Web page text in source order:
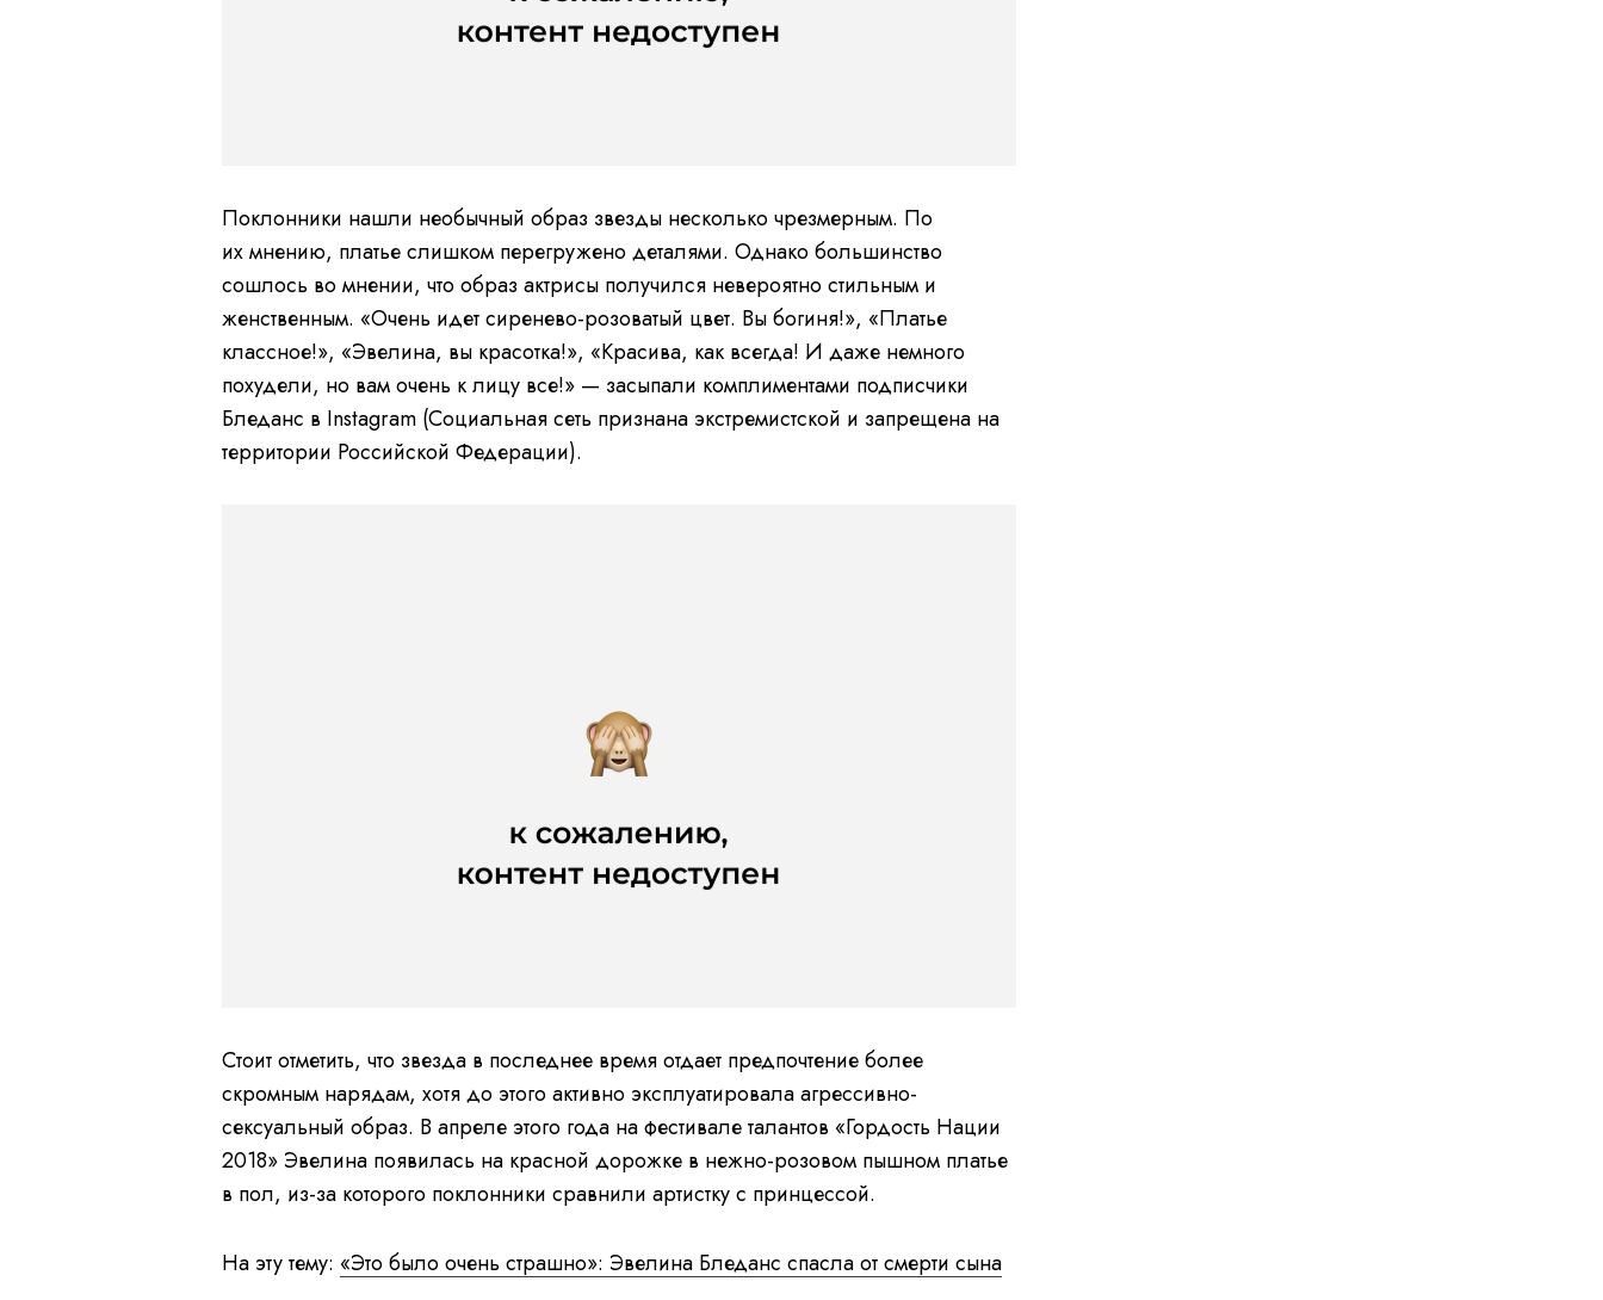
Поклонники нашли необычный образ звезды несколько чрезмерным. По
их мнению, платье слишком перегружено деталями. Однако большинство
сошлось во мнении, что образ актрисы получился невероятно стильным и
женственным. «Очень идет сиренево-розоватый цвет. Вы богиня!», «Платье
классное!», «Эвелина, вы красотка!», «Красива, как всегда! И даже немного
похудели, но вам очень к лицу все!» — засыпали комплиментами подписчики
Бледанс в Instagram (Социальная сеть признана экстремистской и запрещена на
территории Российской Федерации).
Стоит отметить, что звезда в последнее время отдает предпочтение более
скромным нарядам, хотя до этого активно эксплуатировала агрессивно-
сексуальный образ. В апреле этого года на фестивале талантов «Гордость Нации
2018» Эвелина появилась на красной дорожке в нежно-розовом пышном платье
в пол, из-за которого поклонники сравнили артистку с принцессой.
На эту тему: «Это было очень страшно»: Эвелина Бледанс спасла от смерти сына